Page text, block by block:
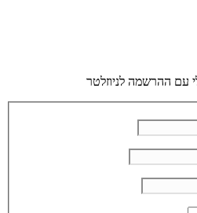
עם ההרשמה לניוזלטר